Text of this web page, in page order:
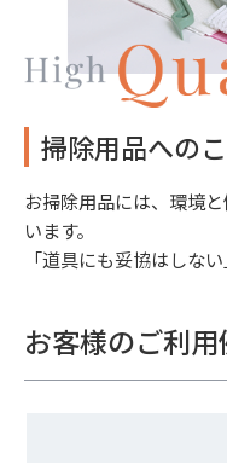
掃除用品への
お掃除用品には、環境
います。
「道具にも妥協はしな
お客様のご利用